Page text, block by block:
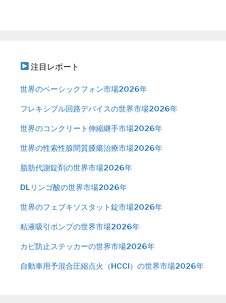
注目レポート
世界のベーシックフォン市場2026年
フレキシブル回路デバイスの世界市場2026年
世界のコンクリート伸縮継手市場2026年
世界の性索性腺間質腫瘍治療市場2026年
脂肪代謝錠剤の世界市場2026年
DLリンゴ酸の世界市場2026年
世界のフェブキソスタット錠市場2026年
粘液吸引ポンプの世界市場2026年
カビ防止ステッカーの世界市場2026年
自動車用予混合圧縮点火（HCCI）の世界市場2026年